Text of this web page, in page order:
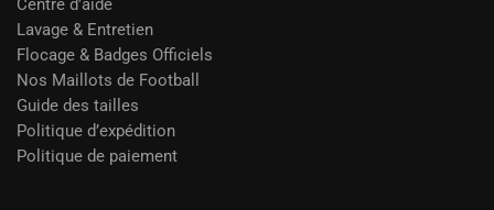
Lavage & Entretien
Flocage & Badges Officiels
Nos Maillots de Football
Guide des tailles
Politique d’expédition
Politique de paiement